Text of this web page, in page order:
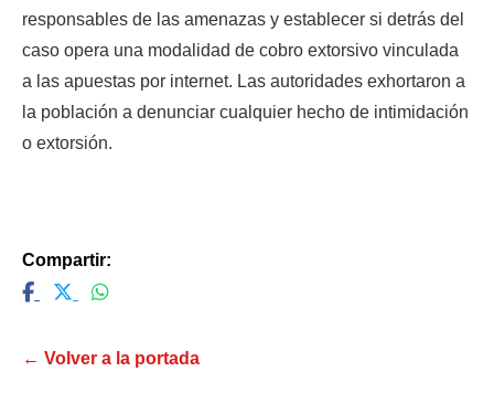
responsables de las amenazas y establecer si detrás del
caso opera una modalidad de cobro extorsivo vinculada
a las apuestas por internet. Las autoridades exhortaron a
la población a denunciar cualquier hecho de intimidación
o extorsión.
Compartir:
← Volver a la portada